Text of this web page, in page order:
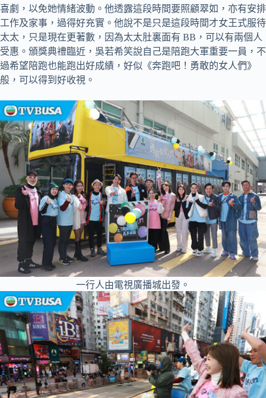
喜劇，以免她情緒波動。他透露這段時間要照顧翠如，亦有安排
工作及家事，過得好充實。他說不是只是這段時間才女王式服待
太太，只是現在更著數，因為太太肚裏面有 BB，可以有兩個人
受惠。頒獎典禮臨近，吳若希笑說自己是陪跑大軍重要一員，不
過希望陪跑也能跑出好成績，好似《奔跑吧！勇敢的女人們》
般，可以得到好收視。
一行人由電視廣播城出發。